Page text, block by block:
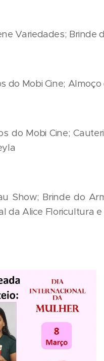
Variedades; Brinde
do Mobi Cine;
do Mobi Cine;
Show; Brinde do
da Alice Floricultura